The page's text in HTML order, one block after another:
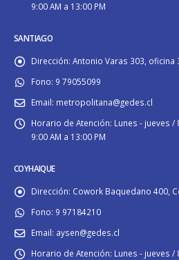
9:00 AM a 13:00 PM
SANTIAGO
Dirección: Antonio Varas 303, oficina
Fono: 9 79055099
Email: metropolitana@gedes.cl
Horario de Atención: Lunes - jueves /
9:00 AM a 13:00 PM
COYHAIQUE
Dirección: Cowork Baquedano 400,
Fono: 9 97184210
Email: aysen@gedes.cl
Horario de Atención: Lunes - jueves /